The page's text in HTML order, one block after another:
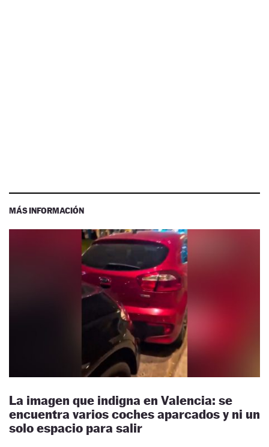
MÁS INFORMACIÓN
La imagen que indigna en Valencia: se
encuentra varios coches aparcados y ni un
solo espacio para salir